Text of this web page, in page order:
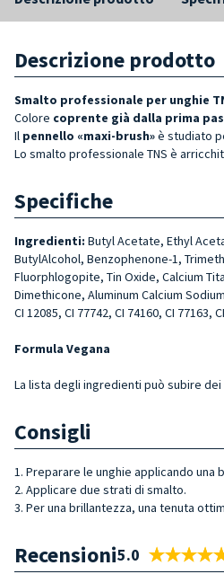
Descrizione prodotto
Smalto professionale per unghie
Colore coprente già dalla prima
Il pennello «maxi-brush»è studiato
Lo smalto professionale TNS è
Specifiche
Ingredienti: Butyl Acetate, Ethyl
ButylAlcohol, Benzophenone-1,
Fluorphlogopite, Tin Oxide, Calcium
Dimethicone, Aluminum Calcium
CI 12085, CI 77742, CI 74160, CI 77163,
Formula Vegana
La lista degli ingredienti può subire
Consigli
1. Preparare le unghie applicando una
2. Applicare due strati di smalto.
3. Per una brillantezza, una tenuta
Recensioni5.0